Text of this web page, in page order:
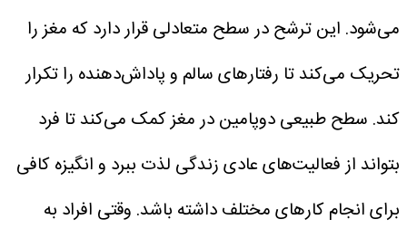
می‌شود. این ترشح در سطح متعادلی قرار دارد که مغز را
تحریک می‌کند تا رفتارهای سالم و پاداش‌دهنده را تکرار
کند. سطح طبیعی دوپامین در مغز کمک می‌کند تا فرد
بتواند از فعالیت‌های عادی زندگی لذت ببرد و انگیزه کافی
برای انجام کارهای مختلف داشته باشد. وقتی افراد به